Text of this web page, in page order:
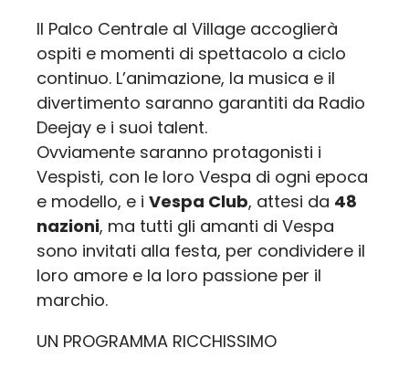
Il Palco Centrale al Village accoglierà
ospiti e momenti di spettacolo a ciclo
continuo. L’animazione, la musica e il
divertimento saranno garantiti da Radio
Deejay e i suoi talent.
Ovviamente saranno protagonisti i
Vespisti, con le loro Vespa di ogni epoca
e modello, e i Vespa Club, attesi da 48
nazioni, ma tutti gli amanti di Vespa
sono invitati alla festa, per condividere il
loro amore e la loro passione per il
marchio.
UN PROGRAMMA RICCHISSIMO